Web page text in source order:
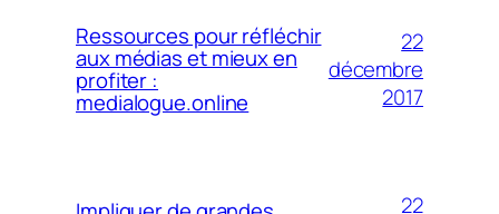
Ressources pour réfléchir
aux médias et mieux en
profiter :
medialogue.online
22
décembre
2017
22